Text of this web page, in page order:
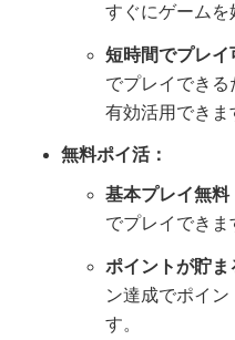
すぐにゲームを
短時間でプレイ
でプレイでき
有効活用できま
無料ポイ活：
基本プレイ無料
でプレイできま
ポイントが貯ま
ン達成でポイ
す。